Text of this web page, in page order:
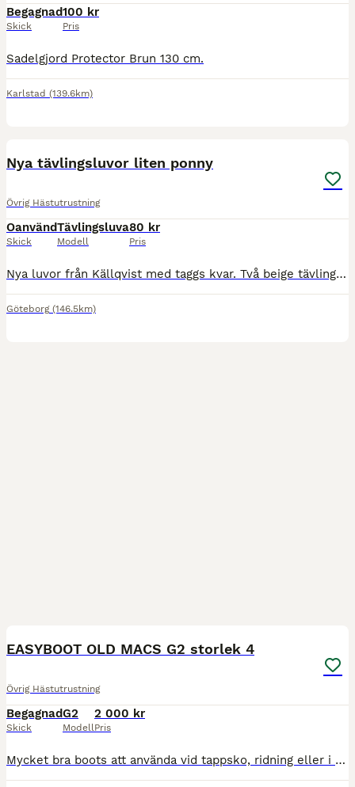
Begagnad
Skick
100 kr
Pris
Sadelgjord Protector Brun 130 cm.
Karlstad (139.6km)
Nya tävlingsluvor liten ponny
Övrig Hästutrustning
Oanvänd
Skick
Tävlingsluva
Modell
80 kr
Pris
Nya luvor från Källqvist med taggs kvar. Två beige tävlingsluvor storlek Ponny. De ser dock ut att vara för liten ponny typ welsh mountain eller Shetland. Säljes för 80 kr styck för sig.
Göteborg (146.5km)
EASYBOOT OLD MACS G2 storlek 4
Övrig Hästutrustning
Begagnad
Skick
G2
Modell
2 000 kr
Pris
Mycket bra boots att använda vid tappsko, ridning eller i hagen. Mycket sparsamt använda (se bilder) två är använda lite mer då hästen gått med bara två ibland. Inga skavanker förutom normalt slitage